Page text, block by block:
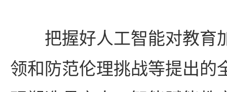
把握好人工智能对教育
领和防范伦理挑战等提出的